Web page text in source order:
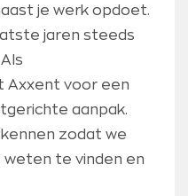
je werk opdoet.
jaren steeds
Axxent voor een
aanpak.
zodat we
weten te vinden en